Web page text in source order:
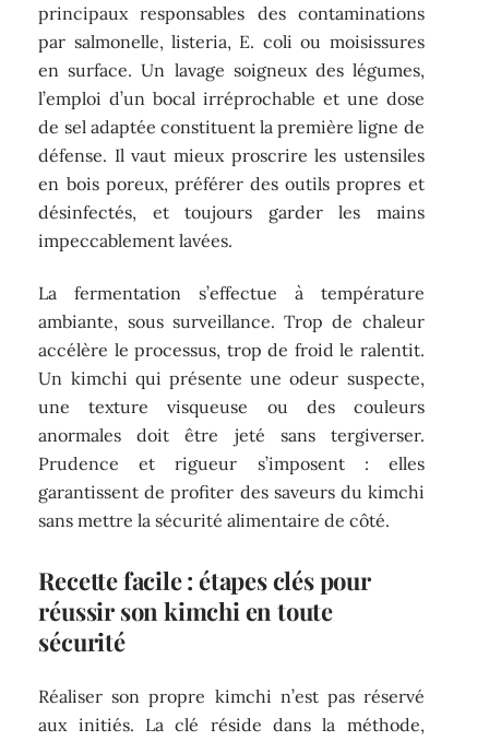
principaux responsables des contaminations
par salmonelle, listeria, E. coli ou moisissures
en surface. Un lavage soigneux des légumes,
l’emploi d’un bocal irréprochable et une dose
de sel adaptée constituent la première ligne de
défense. Il vaut mieux proscrire les ustensiles
en bois poreux, préférer des outils propres et
désinfectés, et toujours garder les mains
impeccablement lavées.
La fermentation s’effectue à température
ambiante, sous surveillance. Trop de chaleur
accélère le processus, trop de froid le ralentit.
Un kimchi qui présente une odeur suspecte,
une texture visqueuse ou des couleurs
anormales doit être jeté sans tergiverser.
Prudence et rigueur s’imposent : elles
garantissent de profiter des saveurs du kimchi
sans mettre la sécurité alimentaire de côté.
Recette facile : étapes clés pour
réussir son kimchi en toute
sécurité
Réaliser son propre kimchi n’est pas réservé
aux initiés. La clé réside dans la méthode,